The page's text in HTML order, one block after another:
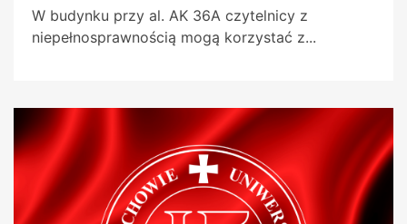
W budynku przy al. AK 36A czytelnicy z
niepełnosprawnością mogą korzystać z...